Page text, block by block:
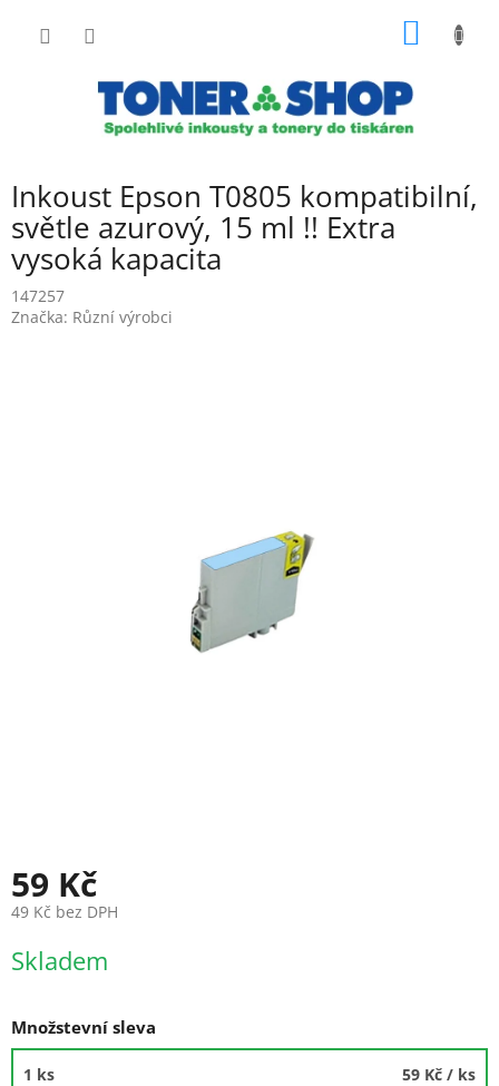
Inkoust Epson T0805 kompatibilní,
světle azurový, 15 ml !! Extra
vysoká kapacita
147257
Značka: Různí výrobci
59 Kč
49 Kč bez DPH
cena:
Skladem
Množstevní sleva
1 ks 59 Kč / ks